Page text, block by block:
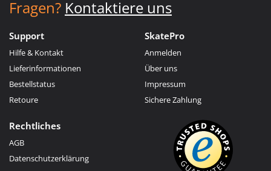
Fragen? Kontaktiere uns
Support
Hilfe & Kontakt
Lieferinformationen
Bestellstatus
Retoure
SkatePro
Anmelden
Über uns
Impressum
Sichere Zahlung
Rechtliches
AGB
Datenschutzerklärung